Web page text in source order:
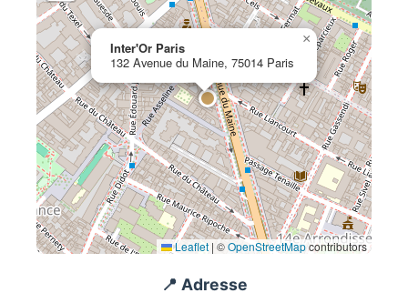
Inter'Or Paris
132 Avenue du Maine, 75014 Paris
×
Leaflet | ©OpenStreetMapcontributors
📍 Adresse